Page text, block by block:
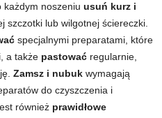
każdym noszeniu usuń kurz i
szczotki lub wilgotnej ściereczki.
specjalnymi preparatami, które
a także pastować regularnie,
Zamsz i nubuk wymagają
do czyszczenia i
również prawidłowe